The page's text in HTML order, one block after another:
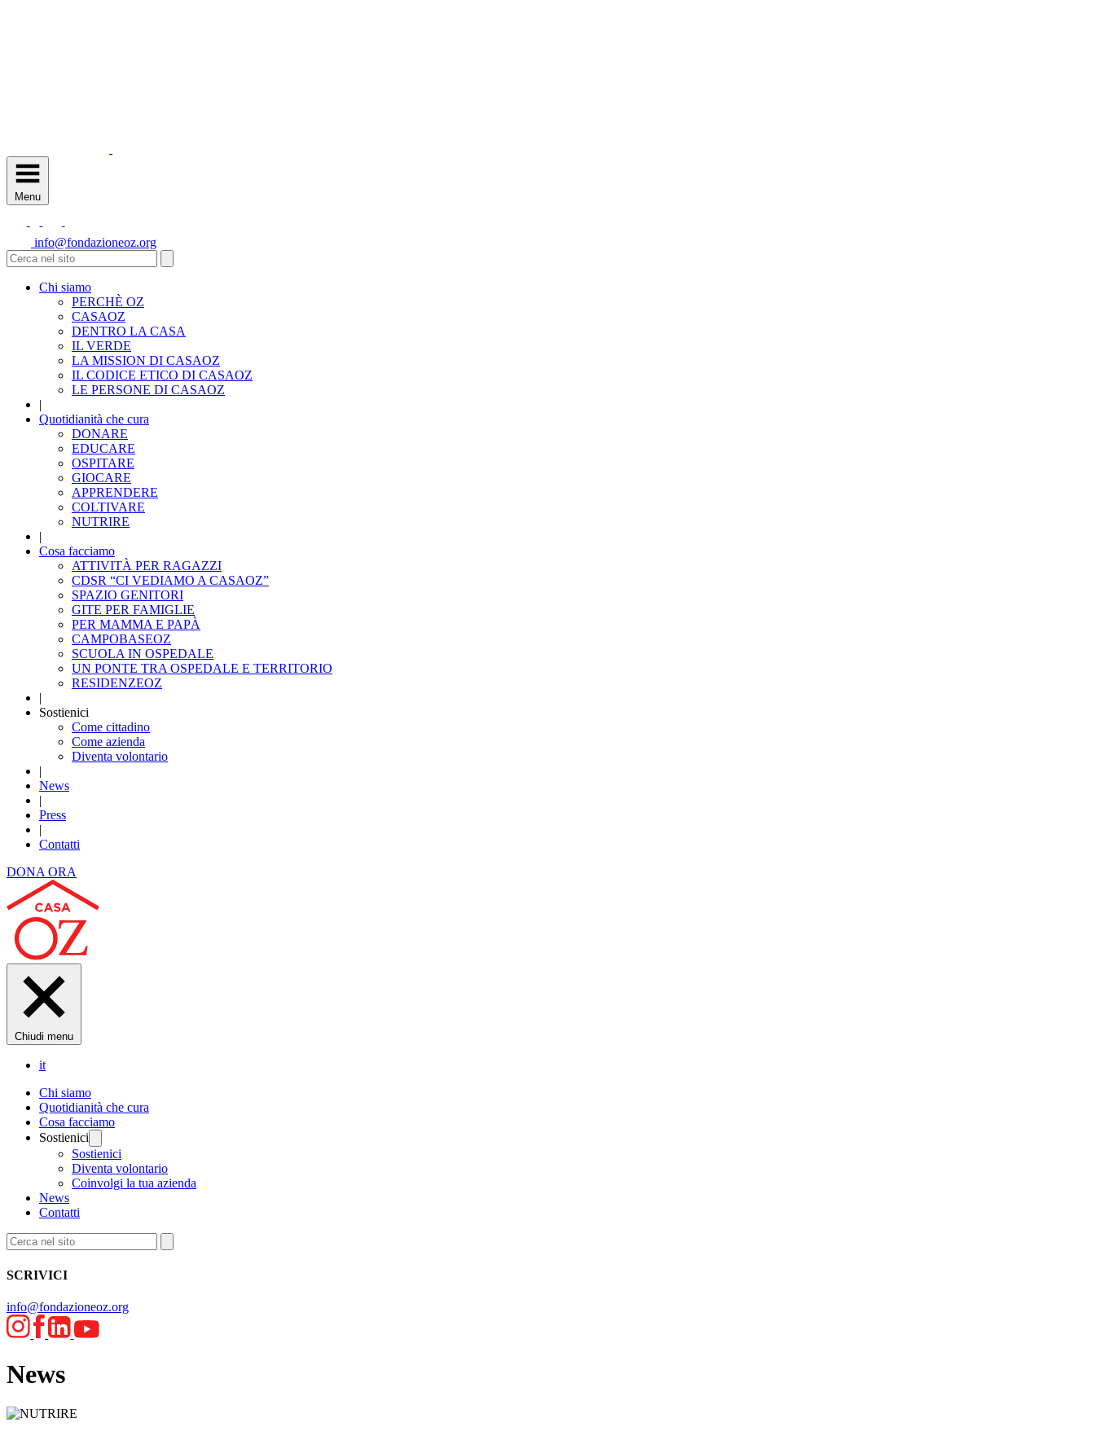
Menu
info@fondazioneoz.org
Chi siamo
PERCHÈ OZ
CASAOZ
DENTRO LA CASA
IL VERDE
LA MISSION DI CASAOZ
IL CODICE ETICO DI CASAOZ
LE PERSONE DI CASAOZ
|
Quotidianità che cura
DONARE
EDUCARE
OSPITARE
GIOCARE
APPRENDERE
COLTIVARE
NUTRIRE
|
Cosa facciamo
ATTIVITÀ PER RAGAZZI
CDSR “CI VEDIAMO A CASAOZ”
SPAZIO GENITORI
GITE PER FAMIGLIE
PER MAMMA E PAPÀ
CAMPOBASEOZ
SCUOLA IN OSPEDALE
UN PONTE TRA OSPEDALE E TERRITORIO
RESIDENZEOZ
|
Sostienici
Come cittadino
Come azienda
Diventa volontario
|
News
|
Press
|
Contatti
DONA ORA
Chiudi menu
it
Chi siamo
Quotidianità che cura
Cosa facciamo
Sostienici
Sostienici
Diventa volontario
Coinvolgi la tua azienda
News
Contatti
SCRIVICI
info@fondazioneoz.org
News